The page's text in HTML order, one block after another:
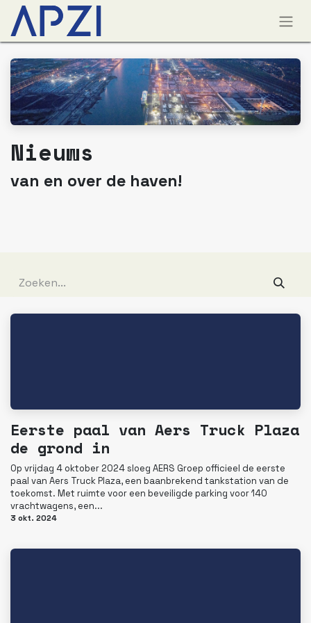
Nieuws
​​van en over de haven!
Eerste paal van Aers Truck Plaza
de grond in
Op vrijdag 4 oktober 2024 sloeg AERS Groep officieel de eerste
paal van Aers Truck Plaza, een baanbrekend tankstation van de
toekomst. Met ruimte voor een beveiligde parking voor 140
vrachtwagens, een...
3 okt. 2024